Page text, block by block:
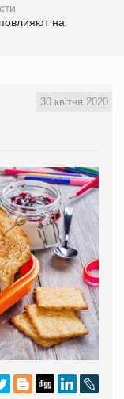
на
30 квітня 2020